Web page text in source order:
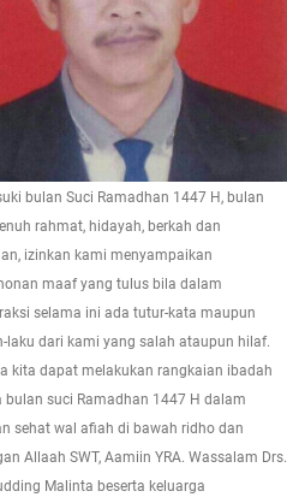
bulan Suci Ramadhan 1447 H, bulan
rahmat, hidayah, berkah dan
izinkan kami menyampaikan
maaf yang tulus bila dalam
selama ini ada tutur-kata maupun
laku dari kami yang salah ataupun hilaf.
kita dapat melakukan rangkaian ibadah
bulan suci Ramadhan 1447 H dalam
sehat wal afiah di bawah ridho dan
Allaah SWT, Aamiin YRA. Wassalam Drs.
Malinta beserta keluarga